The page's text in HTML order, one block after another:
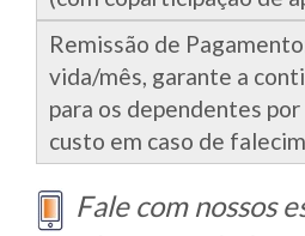
Remissão de
vida/mês, garante a
para os dependentes
custo em caso de
Fale com nossos